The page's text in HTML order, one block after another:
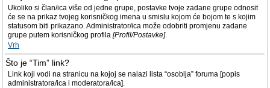
Ukoliko si član/ica više od jedne grupe, postavke tvoje zadane grupe odnosit
će se na prikaz tvojeg korisničkog imena u smislu kojom će bojom te s kojim
statusom biti prikazano. Administrator/ica može odobriti promjenu zadane
grupe putem korisničkog profila [Profil/Postavke].
Vrh
Što je “Tim” link?
Link koji vodi na stranicu na kojoj se nalazi lista “osoblja” foruma [popis
administratora/ica i moderatora/ica].